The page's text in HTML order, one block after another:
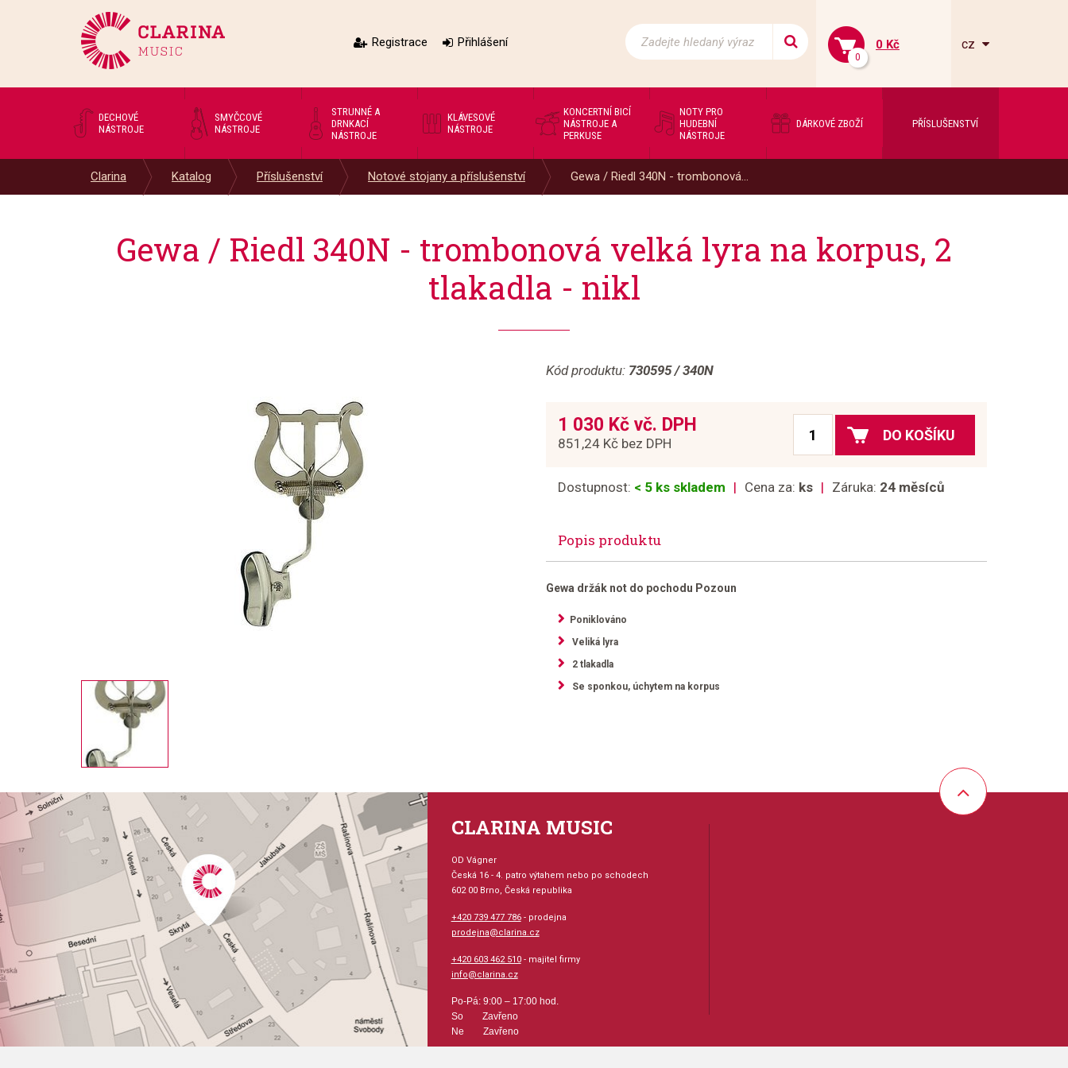
Registrace Přihlášení
0
0 Kč cz
DECHOVÉ
NÁSTROJE
SMYČCOVÉ
NÁSTROJE
STRUNNÉ A
DRNKACÍ
NÁSTROJE
KLÁVESOVÉ
NÁSTROJE
KONCERTNÍ BICÍ
NÁSTROJE A
PERKUSE
NOTY PRO
HUDEBNÍ
NÁSTROJE
DÁRKOVÉ ZBOŽÍ PŘÍSLUŠENSTVÍ
Clarina Katalog Příslušenství Notové stojany a příslušenství Gewa / Riedl 340N - trombonová...
Gewa / Riedl 340N - trombonová velká lyra na korpus, 2
tlakadla - nikl
Kód produktu: 730595 / 340N
1 030 Kč vč. DPH
851,24 Kč bez DPH
DO KOŠÍKU
Dostupnost: < 5 ks skladem Cena za: ks Záruka: 24 měsíců
Popis produktu
Gewa držák not do pochodu Pozoun
Poniklováno
Veliká lyra
2 tlakadla
Se sponkou, úchytem na korpus
CLARINA MUSIC
OD Vágner
Česká 16 - 4. patro výtahem nebo po schodech
602 00 Brno, Česká republika
+420 739 477 786- prodejna
prodejna@clarina.cz
+420 603 462 510- majitel firmy
info@clarina.cz
Po-Pá: 9:00 – 17:00 hod.
So Zavřeno
Ne Zavřeno